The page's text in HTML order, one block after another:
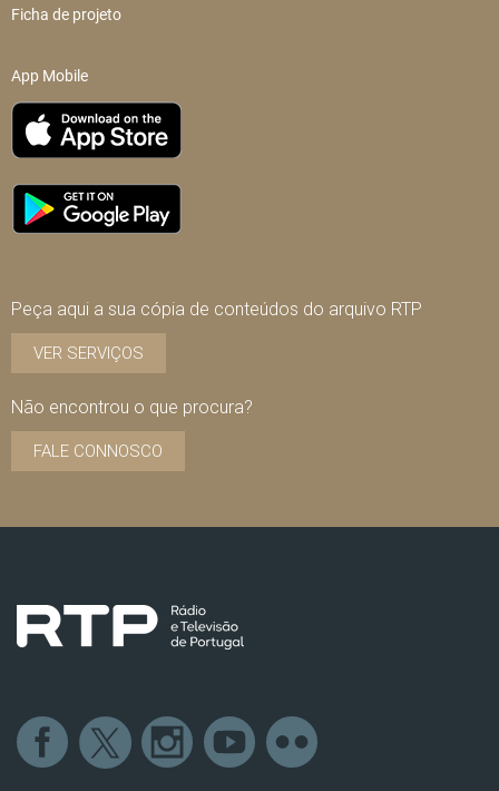
Ficha de projeto
App Mobile
Peça aqui a sua cópia de conteúdos do arquivo RTP
VER SERVIÇOS
Não encontrou o que procura?
FALE CONNOSCO